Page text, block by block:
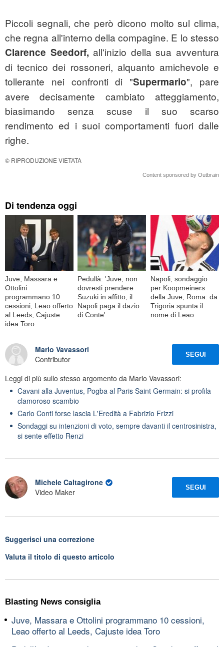
Piccoli segnali, che però dicono molto sul clima,
che regna all'interno della compagine. E lo stesso
Clarence Seedorf, all'inizio della sua avventura
di tecnico dei rossoneri, alquanto amichevole e
tollerante nei confronti di "Supermario", pare
avere decisamente cambiato atteggiamento,
biasimando senza scuse il suo scarso
rendimento ed i suoi comportamenti fuori dalle
righe.
© RIPRODUZIONE VIETATA
Content sponsored by Outbrain
Di tendenza oggi
Juve, Massara e
Ottolini
programmano 10
cessioni, Leao offerto
al Leeds, Cajuste
idea Toro
Pedullà: 'Juve, non
dovresti prendere
Suzuki in affitto, il
Napoli paga il dazio
di Conte'
Napoli, sondaggio
per Koopmeiners
della Juve, Roma: da
Trigoria spunta il
nome di Leao
Mario Vavassori
Contributor
SEGUI
Leggi di più sullo stesso argomento da Mario Vavassori:
Cavani alla Juventus, Pogba al Paris Saint Germain: si profila
clamoroso scambio
Carlo Conti forse lascia L'Eredità a Fabrizio Frizzi
Sondaggi su intenzioni di voto, sempre davanti il centrosinistra,
si sente effetto Renzi
Michele Caltagirone
Video Maker
SEGUI
Suggerisci una correzione
Valuta il titolo di questo articolo
Blasting News consiglia
Juve, Massara e Ottolini programmano 10 cessioni,
Leao offerto al Leeds, Cajuste idea Toro